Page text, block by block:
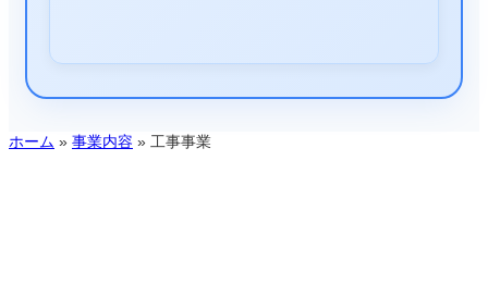
ホーム » 事業内容 » 工事事業